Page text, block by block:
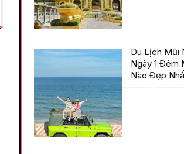
Du Lịch Mũi
Ngày 1 Đêm
Nào Đẹp